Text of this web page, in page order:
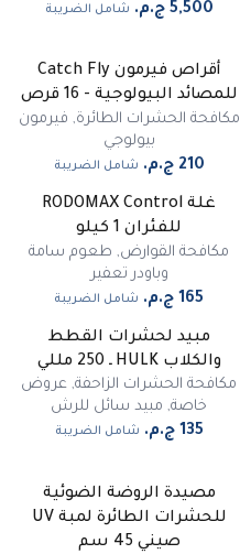
شامل الضريبة
أقراص فيرمون Catch Fly
للمصائد البيولوجية - 16 قرص
مكافحة الحشرات الطائرة, فيرمون
بيولوجي
شامل الضريبة
غلة RODOMAX Control
للفئران 1 كيلو
مكافحة القوارض, طعوم سامة
وباودر تعفير
شامل الضريبة
مبيد لحشرات القطط
والكلاب HULK ـ 250 مللي
مكافحة الحشرات الزاحفة, عروض
خاصة, مبيد سائل للرش
شامل الضريبة
مصيدة الروضة الضوئية
للحشرات الطائرة لمبة UV
صيني 45 سم